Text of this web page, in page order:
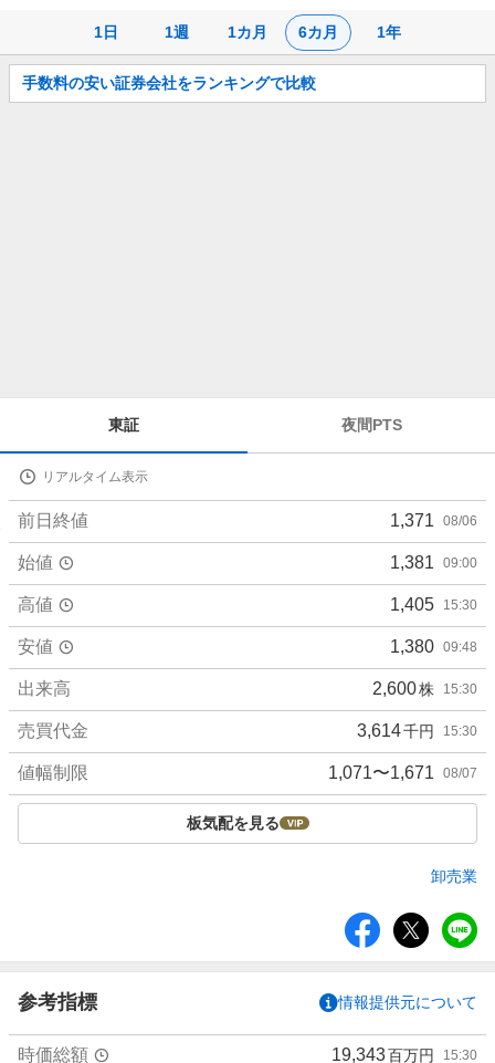
1日 1週 1カ月 6カ月 1年
お
知
手数料の安い証券会社をランキングで比較
詳
値
東証 夜間PTS
リアルタイム表示
前日終値 1,371 08/06
始値 1,381 09:00
高値 1,405 15:30
安値 1,380 09:48
出来高 2,600株 15:30
売買代金 3,614千円 15:30
値幅制限 1,071〜1,671 08/07
板気配を見る
卸売業
ア
参考指標 情報提供元について
時価総額 19,343百万円 15:30